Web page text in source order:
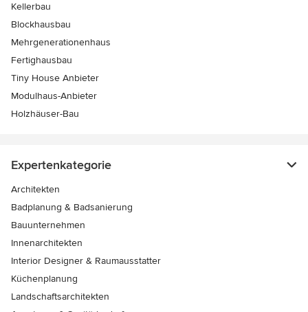
Kellerbau
Blockhausbau
Mehrgenerationenhaus
Fertighausbau
Tiny House Anbieter
Modulhaus-Anbieter
Holzhäuser-Bau
Expertenkategorie
Architekten
Badplanung & Badsanierung
Bauunternehmen
Innenarchitekten
Interior Designer & Raumausstatter
Küchenplanung
Landschaftsarchitekten